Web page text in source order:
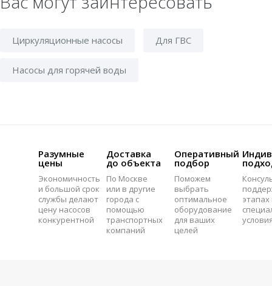
Циркуляционные насосы Для ГВС
Насосы для горячей воды
Разумные
цены
Экономичность
и большой срок
службы делают
цену насосов
конкурентной
Доставка
до объекта
По Москве
или в другие
города с
помощью
транспортных
компаний
Оперативный
подбор
Поможем
выбрать
оптимальное
оборудование
для ваших
целей
этапах